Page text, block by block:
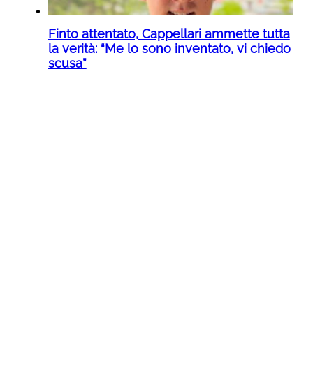
Finto attentato, Cappellari ammette tutta
la verità: “Me lo sono inventato, vi chiedo
scusa”